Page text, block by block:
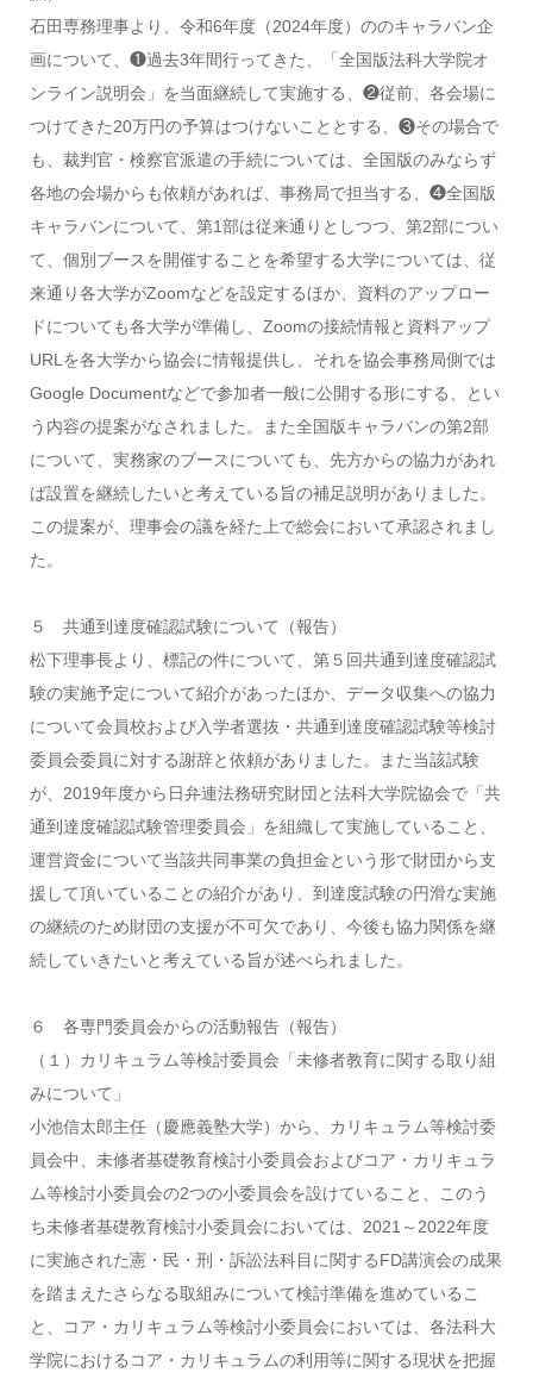
石田専務理事より、令和6年度（2024年度）ののキャラバン企
画について、❶過去3年間行ってきた、「全国版法科大学院オ
ンライン説明会」を当面継続して実施する、❷従前、各会場に
つけてきた20万円の予算はつけないこととする、❸その場合で
も、裁判官・検察官派遣の手続については、全国版のみならず
各地の会場からも依頼があれば、事務局で担当する、❹全国版
キャラバンについて、第1部は従来通りとしつつ、第2部につい
て、個別ブースを開催することを希望する大学については、従
来通り各大学がZoomなどを設定するほか、資料のアップロー
ドについても各大学が準備し、Zoomの接続情報と資料アップ
URLを各大学から協会に情報提供し、それを協会事務局側では
Google Documentなどで参加者一般に公開する形にする、とい
う内容の提案がなされました。また全国版キャラバンの第2部
について、実務家のブースについても、先方からの協力があれ
ば設置を継続したいと考えている旨の補足説明がありました。
この提案が、理事会の議を経た上で総会において承認されまし
た。
５ 共通到達度確認試験について（報告）
松下理事長より、標記の件について、第５回共通到達度確認試
験の実施予定について紹介があったほか、データ収集への協力
について会員校および入学者選抜・共通到達度確認試験等検討
委員会委員に対する謝辞と依頼がありました。また当該試験
が、2019年度から日弁連法務研究財団と法科大学院協会で「共
通到達度確認試験管理委員会」を組織して実施していること、
運営資金について当該共同事業の負担金という形で財団から支
援して頂いていることの紹介があり、到達度試験の円滑な実施
の継続のため財団の支援が不可欠であり、今後も協力関係を継
続していきたいと考えている旨が述べられました。
６ 各専門委員会からの活動報告（報告）
（１）カリキュラム等検討委員会「未修者教育に関する取り組
みについて」
小池信太郎主任（慶應義塾大学）から、カリキュラム等検討委
員会中、未修者基礎教育検討小委員会およびコア・カリキュラ
ム等検討小委員会の2つの小委員会を設けていること、このう
ち未修者基礎教育検討小委員会においては、2021～2022年度
に実施された憲・民・刑・訴訟法科目に関するFD講演会の成果
を踏まえたさらなる取組みについて検討準備を進めているこ
と、コア・カリキュラム等検討小委員会においては、各法科大
学院におけるコア・カリキュラムの利用等に関する現状を把握